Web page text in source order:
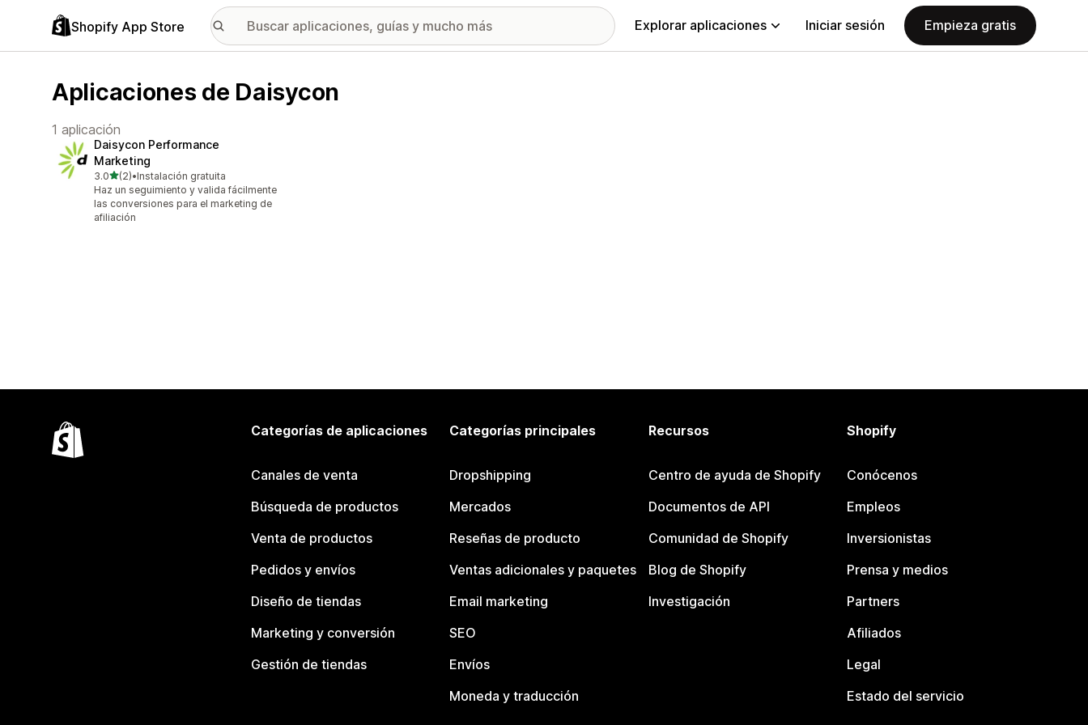
Shopify App Store Explorar aplicaciones Iniciar sesión Empieza gratis
Aplicaciones de Daisycon
1 aplicación
Daisycon Performance
Marketing
3.0de 5 estrellas
(2)
2 reseñas en total
•Instalación gratuita
Haz un seguimiento y valida fácilmente
las conversiones para el marketing de
afiliación
Categorías de aplicaciones
Canales de venta
Búsqueda de productos
Venta de productos
Pedidos y envíos
Diseño de tiendas
Marketing y conversión
Gestión de tiendas
Categorías principales
Dropshipping
Mercados
Reseñas de producto
Ventas adicionales y paquetes
Email marketing
SEO
Envíos
Moneda y traducción
Recursos
Centro de ayuda de Shopify
Documentos de API
Comunidad de Shopify
Blog de Shopify
Investigación
Shopify
Conócenos
Empleos
Inversionistas
Prensa y medios
Partners
Afiliados
Legal
Estado del servicio